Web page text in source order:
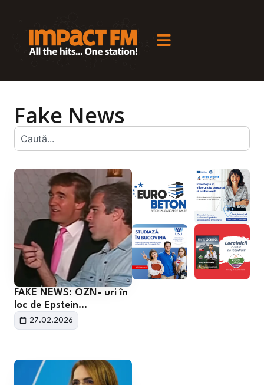
Fake News
FAKE NEWS: OZN- uri în
loc de Epstein…
27.02.2026